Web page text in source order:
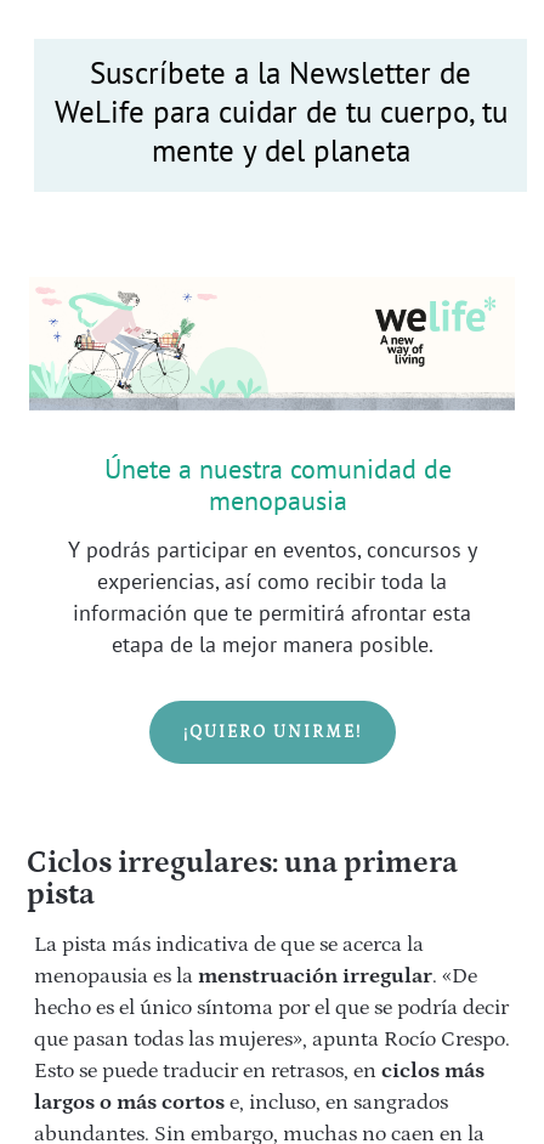
Suscríbete a la Newsletter de
WeLife para cuidar de tu cuerpo, tu
mente y del planeta
Únete a nuestra comunidad de
menopausia
Y podrás participar en eventos, concursos y
experiencias, así como recibir toda la
información que te permitirá afrontar esta
etapa de la mejor manera posible.
¡QUIERO UNIRME!
Ciclos irregulares: una primera
pista
La pista más indicativa de que se acerca la
menopausia es la menstruación irregular. «De
hecho es el único síntoma por el que se podría decir
que pasan todas las mujeres», apunta Rocío Crespo.
Esto se puede traducir en retrasos, en ciclos más
largos o más cortos e, incluso, en sangrados
abundantes. Sin embargo, muchas no caen en la